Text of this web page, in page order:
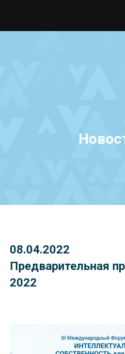
08.04.2022
Предварительная
2022